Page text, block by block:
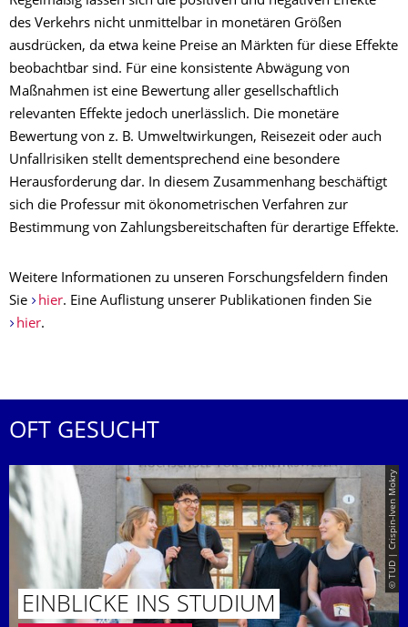
des Verkehrs nicht unmittelbar in monetären Größen
ausdrücken, da etwa keine Preise an Märkten für diese Effekte
beobachtbar sind. Für eine konsistente Abwägung von
Maßnahmen ist eine Bewertung aller gesellschaftlich
relevanten Effekte jedoch unerlässlich. Die monetäre
Bewertung von z. B. Umweltwirkungen, Reisezeit oder auch
Unfallrisiken stellt dementsprechend eine besondere
Herausforderung dar. In diesem Zusammenhang beschäftigt
sich die Professur mit ökonometrischen Verfahren zur
Bestimmung von Zahlungsbereitschaften für derartige Effekte.
Weitere Informationen zu unseren Forschungsfeldern finden
Sie
hier. Eine Auflistung unserer Publikationen finden Sie
hier.
OFT GESUCHT
© TUD | Crispin-Iven Mokry
EINBLICKE INS STUDIUM